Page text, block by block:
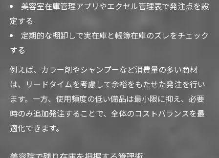
美容室在庫管理アプリやエクセル管理表で発注点を設
定する
定期的な棚卸しで実在庫と帳簿在庫のズレをチェック
する
例えば、カラー剤やシャンプーなど消費量の多い商材
は、リードタイムを考慮して余裕をもたせた発注を行い
ます。一方、使用頻度の低い備品は最小限に抑え、必要
時のみ追加発注することで、全体のコストバランスを最
適化できます。